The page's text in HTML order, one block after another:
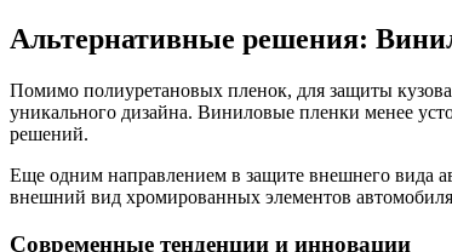
Альтернативные решения:
Помимо полиуретановых пленок, для защиты
уникального дизайна. Виниловые пленки менее
решений.
Еще одним направлением в защите внешнего вида
внешний вид хромированных элементов
Современные тенденции и инновации